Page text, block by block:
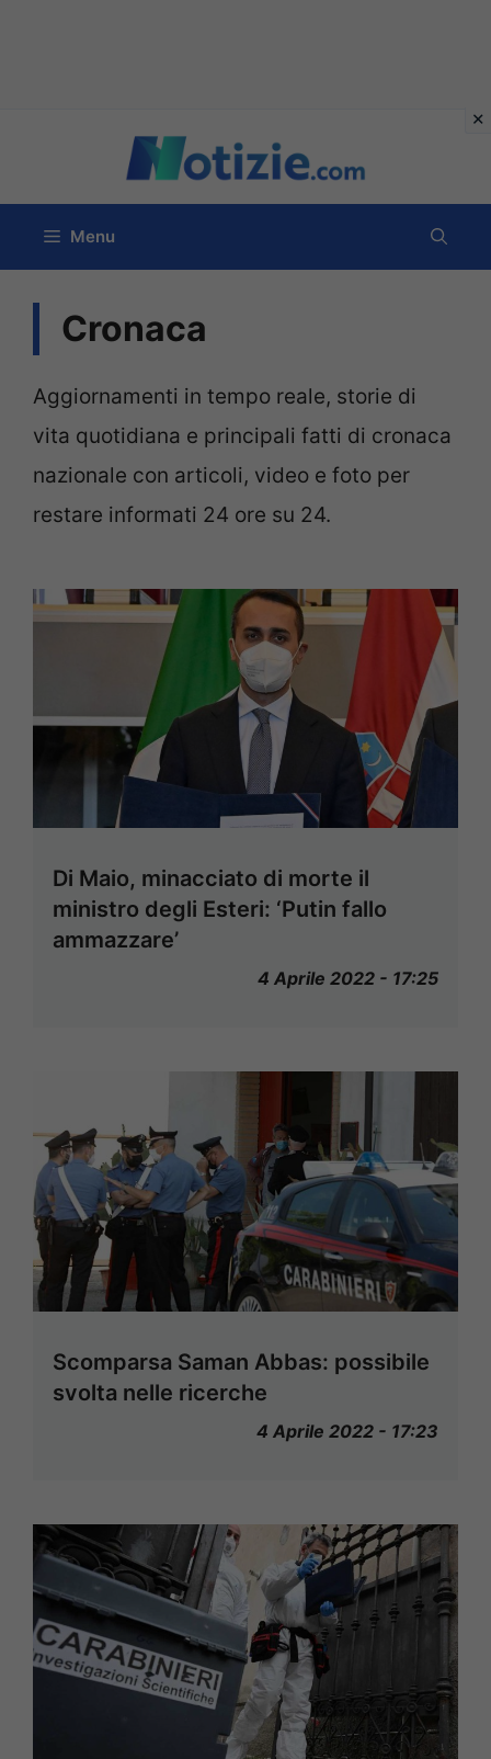
contenuto
Menu
Cronaca
Aggiornamenti in tempo reale, storie di
vita quotidiana e principali fatti di cronaca
nazionale con articoli, video e foto per
restare informati 24 ore su 24.
Di Maio, minacciato di morte il
ministro degli Esteri: ‘Putin fallo
ammazzare’
4 Aprile 2022 - 17:25
Scomparsa Saman Abbas: possibile
svolta nelle ricerche
4 Aprile 2022 - 17:23